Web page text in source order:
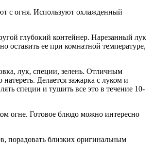
с огня. Используют охлажденный
глубокий контейнер. Нарезанный лук
оставить ее при комнатной температуре,
лук, специи, зелень. Отличным
Делается зажарка с луком и
специи и тушить все это в течение 10-
огне. Готовое блюдо можно интересно
порадовать близких оригинальным